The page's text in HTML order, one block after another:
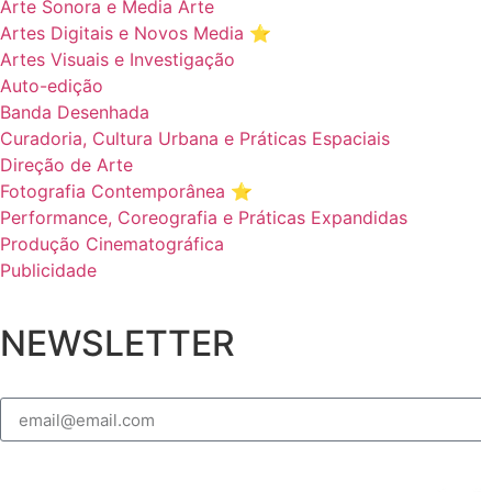
Arte Sonora e Media Arte
Artes Digitais e Novos Media ⭐️
Artes Visuais e Investigação
Auto-edição
Banda Desenhada
Curadoria, Cultura Urbana e Práticas Espaciais
Direção de Arte
Fotografia Contemporânea ⭐️
Performance, Coreografia e Práticas Expandidas
Produção Cinematográfica
Publicidade
NEWSLETTER